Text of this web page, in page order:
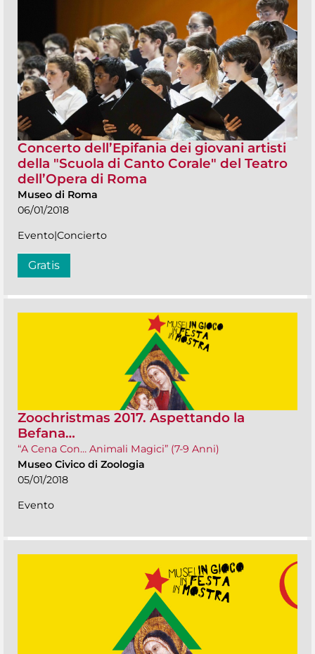
Concerto dell’Epifania dei giovani artisti
della "Scuola di Canto Corale" del Teatro
dell’Opera di Roma
Museo di Roma
06/01/2018
Evento|Concierto
Gratis
Zoochristmas 2017. Aspettando la
Befana…
“A Cena Con… Animali Magici” (7-9 Anni)
Museo Civico di Zoologia
05/01/2018
Evento